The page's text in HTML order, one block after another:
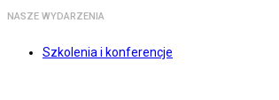
NASZE WYDARZENIA
Szkolenia i konferencje